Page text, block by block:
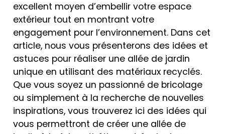
excellent moyen d’embellir votre espace
extérieur tout en montrant votre
engagement pour l’environnement. Dans cet
article, nous vous présenterons des idées et
astuces pour réaliser une allée de jardin
unique en utilisant des matériaux recyclés.
Que vous soyez un passionné de bricolage
ou simplement à la recherche de nouvelles
inspirations, vous trouverez ici des idées qui
vous permettront de créer une allée de